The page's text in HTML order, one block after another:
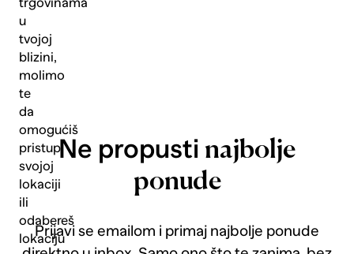
trgovinama
u
tvojoj
blizini,
molimo
te
da
omogućiš
pristup
svojoj
lokaciji
ili
odabereš
lokaciju
Ne propusti najbolje
ponude
Prijavi se emailom i primaj najbolje ponude